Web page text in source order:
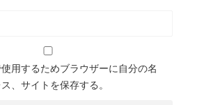
用するためブラウザーに自分の名
、サイトを保存する。